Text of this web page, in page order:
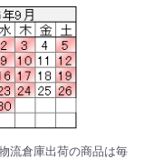
流倉庫出荷の商品は毎